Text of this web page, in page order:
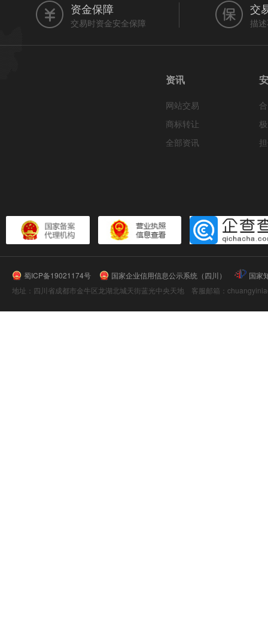
资金保障
交易时资金安全保障
交
描
资讯
网站交易
商标转让
全部资讯
蜀ICP备19021174号 国家企业信用信息公示系统（四川）
国家
地址：四川省成都市金牛区龙湖北城天街蓝光中央天地 客服邮箱：